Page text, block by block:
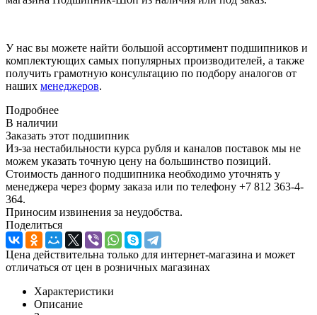
У нас вы можете найти большой ассортимент подшипников и
комплектующих самых популярных производителей, а также
получить грамотную консультацию по подбору аналогов от
наших менеджеров.
Подробнее
В наличии
Заказать этот подшипник
Из-за нестабильности курса рубля и каналов поставок мы не
можем указать точную цену на большинство позиций.
Стоимость данного подшипника необходимо уточнять у
менеджера через форму заказа или по телефону +7 812 363-4-
364.
Приносим извинения за неудобства.
Поделиться
Цена действительна только для интернет-магазина и может
отличаться от цен в розничных магазинах
Характеристики
Описание